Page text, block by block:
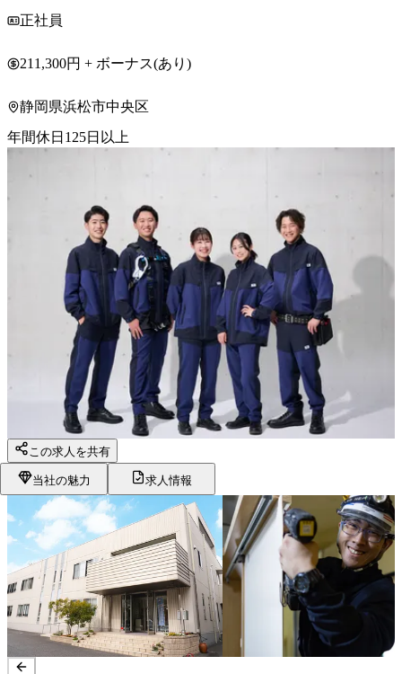
正社員
211,300円 + ボーナス(あり)
静岡県浜松市中央区
年間休日125日以上
この求人を共有
当社の魅力 求人情報